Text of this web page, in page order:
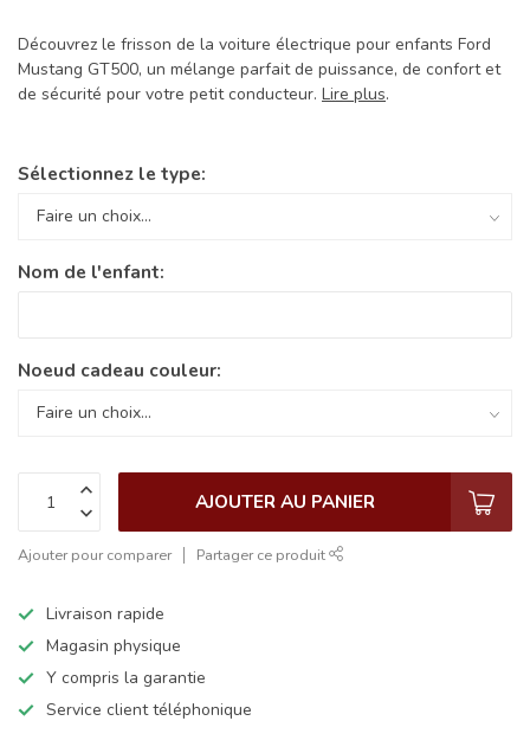
Découvrez le frisson de la voiture électrique pour enfants Ford
Mustang GT500, un mélange parfait de puissance, de confort et
de sécurité pour votre petit conducteur. Lire plus.
Sélectionnez le type:
Nom de l'enfant:
Noeud cadeau couleur:
AJOUTER AU PANIER
Ajouter pour comparer Partager ce produit
Livraison rapide
Magasin physique
Y compris la garantie
Service client téléphonique